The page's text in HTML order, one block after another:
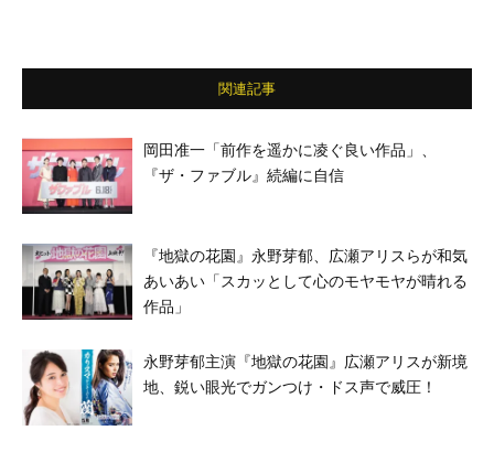
関連記事
岡田准一「前作を遥かに凌ぐ良い作品」、
『ザ・ファブル』続編に自信
『地獄の花園』永野芽郁、広瀬アリスらが和気
あいあい「スカッとして心のモヤモヤが晴れる
作品」
永野芽郁主演『地獄の花園』広瀬アリスが新境
地、鋭い眼光でガンつけ・ドス声で威圧！